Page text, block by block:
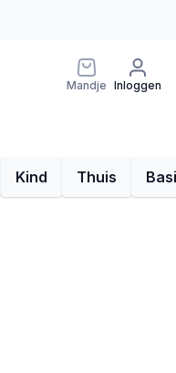
Mandje Inloggen
Kind Thuis